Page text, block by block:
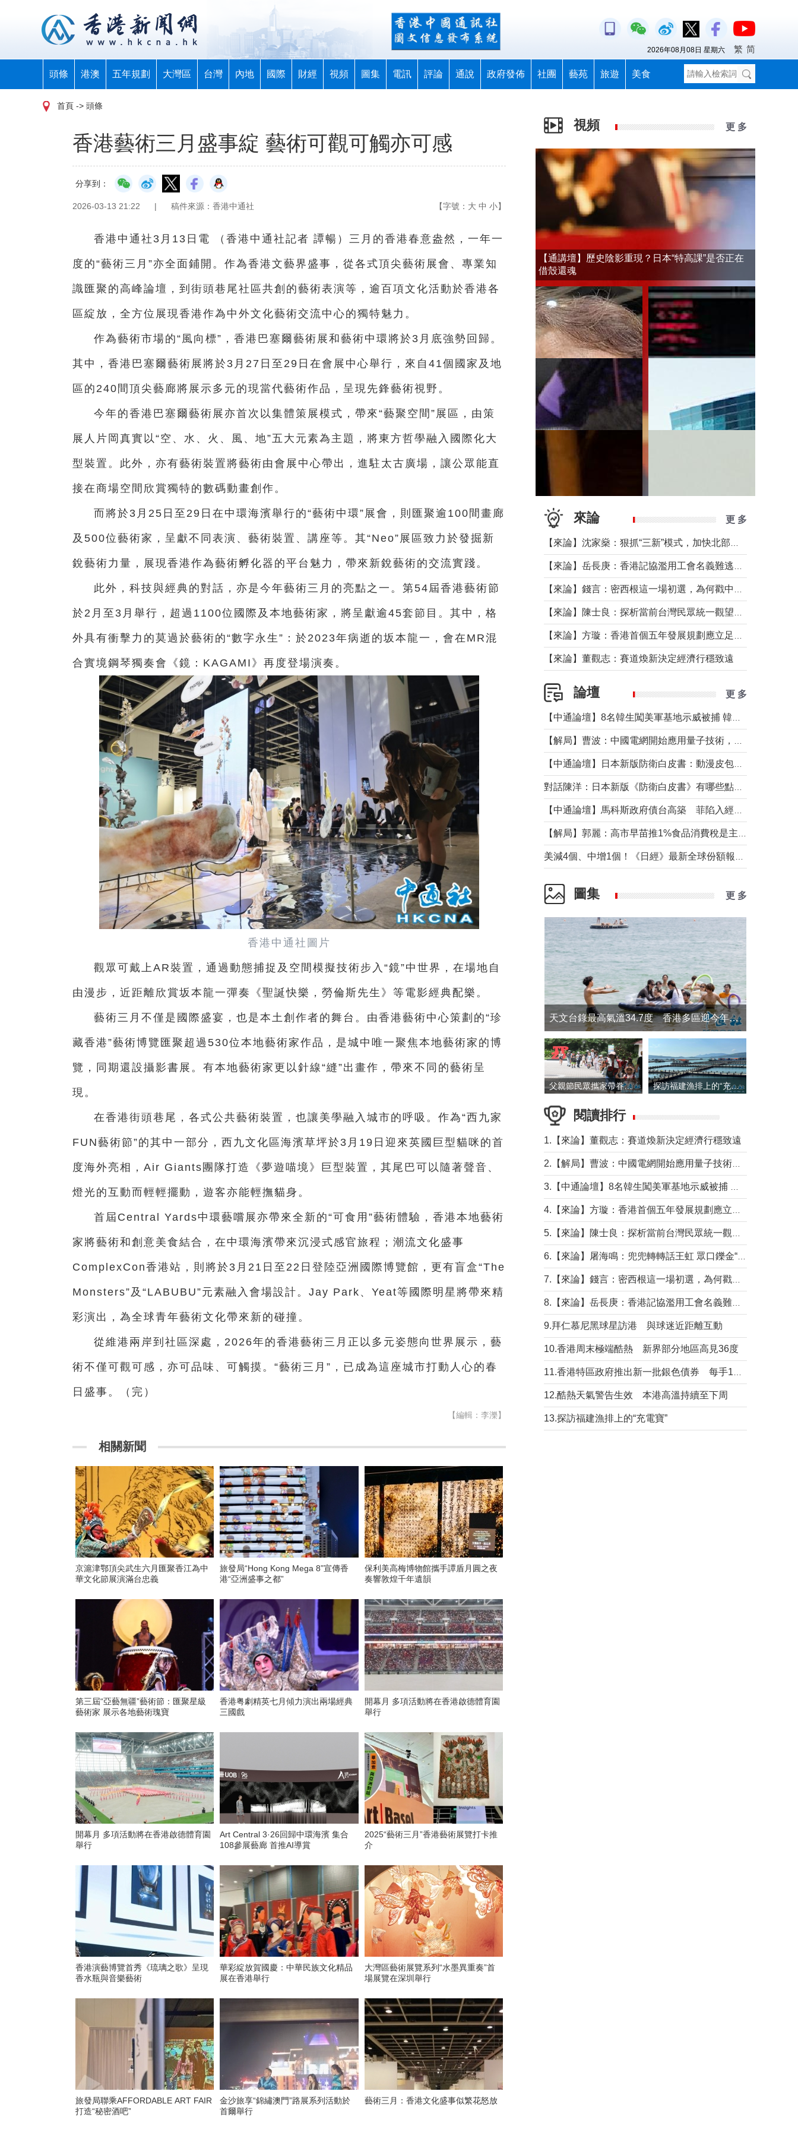
頭條 港澳 五年規劃 大灣區 台灣 內地 國際 財經 視頻 圖集 電訊 評論 通說 政府發佈 社團 藝苑 旅遊 美食
2026年08月08日 星期六 繁 简
首頁 -> 頭條
香港藝術三月盛事綻 藝術可觀可觸亦可感
分享到：
2026-03-13 21:22 | 稿件來源：香港中通社 【字號： 大 中 小】
香港中通社3月13日電 （香港中通社記者 譚暢）三月的香港春意盎然，一年一
度的“藝術三月”亦全面鋪開。作為香港文藝界盛事，從各式頂尖藝術展會、專業知
識匯聚的高峰論壇，到街頭巷尾社區共創的藝術表演等，逾百項文化活動於香港各
區綻放，全方位展現香港作為中外文化藝術交流中心的獨特魅力。
作為藝術市場的“風向標”，香港巴塞爾藝術展和藝術中環將於3月底強勢回歸。
其中，香港巴塞爾藝術展將於3月27日至29日在會展中心舉行，來自41個國家及地
區的240間頂尖藝廊將展示多元的現當代藝術作品，呈現先鋒藝術視野。
今年的香港巴塞爾藝術展亦首次以集體策展模式，帶來“藝聚空間”展區，由策
展人片岡真實以“空、水、火、風、地”五大元素為主題，將東方哲學融入國際化大
型裝置。此外，亦有藝術裝置將藝術由會展中心帶出，進駐太古廣場，讓公眾能直
接在商場空間欣賞獨特的數碼動畫創作。
而將於3月25日至29日在中環海濱舉行的“藝術中環”展會，則匯聚逾100間畫廊
及500位藝術家，呈獻不同表演、藝術裝置、講座等。其“Neo”展區致力於發掘新
銳藝術力量，展現香港作為藝術孵化器的平台魅力，帶來新銳藝術的交流實踐。
此外，科技與經典的對話，亦是今年藝術三月的亮點之一。第54屆香港藝術節
於2月至3月舉行，超過1100位國際及本地藝術家，將呈獻逾45套節目。其中，格
外具有衝擊力的莫過於藝術的“數字永生”：於2023年病逝的坂本龍一，會在MR混
合實境鋼琴獨奏會《鏡：KAGAMI》再度登場演奏。
香港中通社圖片
觀眾可戴上AR裝置，通過動態捕捉及空間模擬技術步入“鏡”中世界，在場地自
由漫步，近距離欣賞坂本龍一彈奏《聖誕快樂，勞倫斯先生》等電影經典配樂。
藝術三月不僅是國際盛宴，也是本土創作者的舞台。由香港藝術中心策劃的“珍
藏香港”藝術博覽匯聚超過530位本地藝術家作品，是城中唯一聚焦本地藝術家的博
覽，同期還設攝影書展。有本地藝術家更以針線“縫”出畫作，帶來不同的藝術呈
現。
在香港街頭巷尾，各式公共藝術裝置，也讓美學融入城市的呼吸。作為“西九家
FUN藝術節”的其中一部分，西九文化區海濱草坪於3月19日迎來英國巨型貓咪的首
度海外亮相，Air Giants團隊打造《夢遊喵境》巨型裝置，其尾巴可以隨著聲音、
燈光的互動而輕輕擺動，遊客亦能輕撫貓身。
首屆Central Yards中環藝嚐展亦帶來全新的“可食用”藝術體驗，香港本地藝術
家將藝術和創意美食結合，在中環海濱帶來沉浸式感官旅程；潮流文化盛事
ComplexCon香港站，則將於3月21日至22日登陸亞洲國際博覽館，更有盲盒“The
Monsters”及“LABUBU”元素融入會場設計。Jay Park、Yeat等國際明星將帶來精
彩演出，為全球青年藝術文化帶來新的碰撞。
從維港兩岸到社區深處，2026年的香港藝術三月正以多元姿態向世界展示，藝
術不僅可觀可感，亦可品味、可觸摸。“藝術三月”，已成為這座城市打動人心的春
日盛事。（完）
【編輯：李濼】
相關新聞
京滬津鄂頂尖武生六月匯聚香江為中
華文化節展演滿台忠義
旅發局“Hong Kong Mega 8”宣傳香
港“亞洲盛事之都”
保利美高梅博物館攜手譚盾月圓之夜
奏響敦煌千年遺韻
第三屆“亞藝無疆”藝術節：匯聚星級
藝術家 展示各地藝術瑰寶
香港粤劇精英七月傾力演出兩場經典
三國戲
開幕月 多項活動將在香港啟德體育園
舉行
開幕月 多項活動將在香港啟德體育園
舉行
Art Central 3·26回歸中環海濱 集合
108參展藝廊 首推AI導賞
2025“藝術三月”香港藝術展覽打卡推
介
香港演藝博覽首秀《琉璃之歌》呈現
香水瓶與音樂藝術
華彩綻放賀國慶：中華民族文化精品
展在香港舉行
大灣區藝術展覽系列“水墨異重奏”首
場展覽在深圳舉行
旅發局聯乘AFFORDABLE ART FAIR
打造“秘密酒吧”
金沙旅享“錦繡澳門”路展系列活動於
首爾舉行
藝術三月：香港文化盛事似繁花怒放
視頻 更 多
【通講壇】歷史陰影重現？日本“特高課”是否正在
借殼還魂
來論 更 多
【來論】董觀志：賽道煥新決定經濟行穩致遠
論壇 更 多
圖集 更 多
天文台錄最高氣溫34.7度 香港多區迎今年最熱一天
父親節民眾攜家帶眷出遊 探訪福建漁排上的“充電寶”
閱讀排行
1.【來論】董觀志：賽道煥新決定經濟行穩致遠
9.拜仁慕尼黑球星訪港 與球迷近距離互動
10.香港周末極端酷熱 新界部分地區高見36度
12.酷熱天氣警告生效 本港高溫持續至下周
13.探訪福建漁排上的“充電寶”